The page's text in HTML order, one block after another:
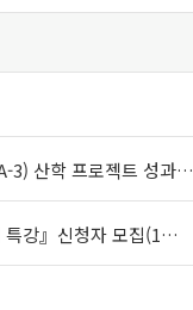
3) 산학 프로젝트 성과…
특강』신청자 모집(1…